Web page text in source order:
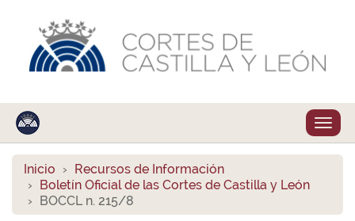
Inicio
Recursos de Información
Boletín Oficial de las Cortes de Castilla y León
BOCCL n. 215/8